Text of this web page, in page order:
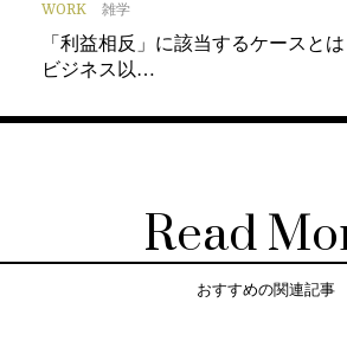
WORK 雑学
「利益相反」に該当するケースとは
ビジネス以…
Read
おすすめの関連記事